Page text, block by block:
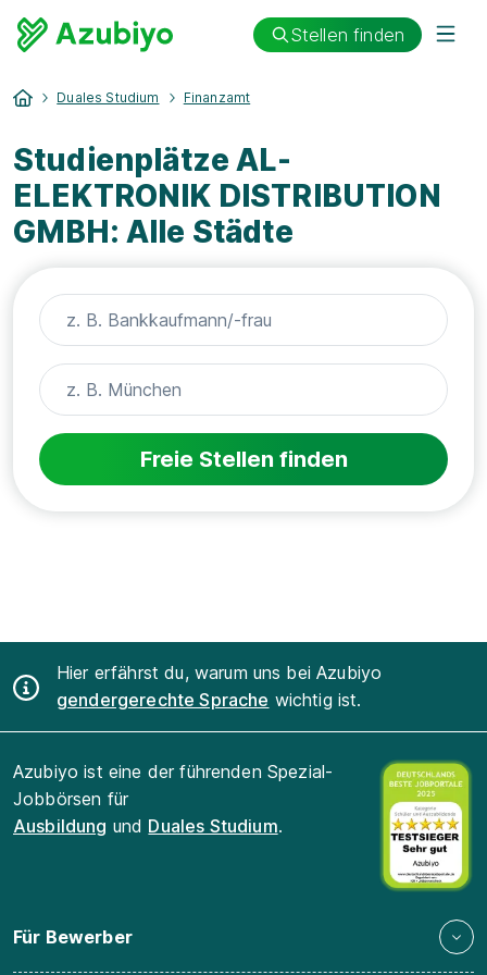
Stellen finden
Duales Studium Finanzamt
Studienplätze AL-
ELEKTRONIK DISTRIBUTION
GMBH: Alle Städte
Freie Stellen finden
Hier erfährst du, warum uns bei Azubiyo
gendergerechte Sprache wichtig ist.
Azubiyo ist eine der führenden Spezial-
Jobbörsen für
Ausbildung und Duales Studium.
Für Bewerber